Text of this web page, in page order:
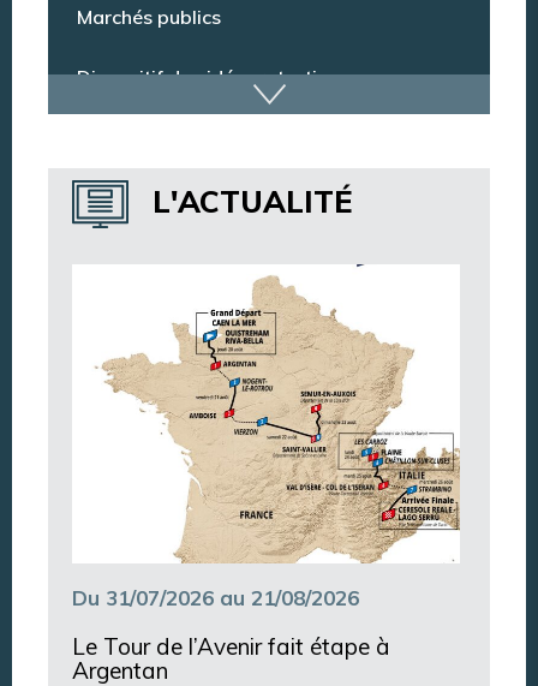
Dispositif de vidéoprotection
Annuaire des services
Annuaire des associations
Argentan Aujourd’hui
L'ACTUALITÉ
Du 31/07/2026 au 21/08/2026
Le Tour de l’Avenir fait étape à
Argentan